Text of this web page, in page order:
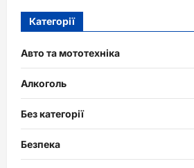
Категорії
Авто та мототехніка
Алкоголь
Без категорії
Безпека